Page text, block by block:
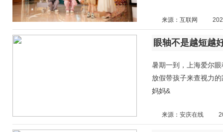
来源：互联网
眼轴不是越短越
暑期一到，上海爱尔
放假带孩子来查视力
妈妈&
来源：安庆在线